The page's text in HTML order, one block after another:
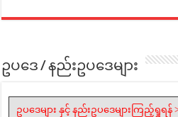
ဥပဒေ / နည်းဥပဒေများ
ဥပဒေများ နှင့် နည်းဥပဒေများကြည့်ရှုရန်